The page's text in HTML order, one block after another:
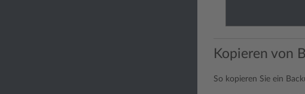
Kopieren von
So kopieren Sie ein